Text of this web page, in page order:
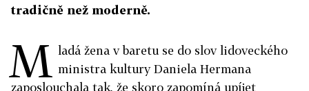
tradičně než moderně.
M ladá žena v baretu se do slov lidoveckého
ministra kultury Daniela Hermana
zaposlouchala tak, že skoro zapomíná upíjet